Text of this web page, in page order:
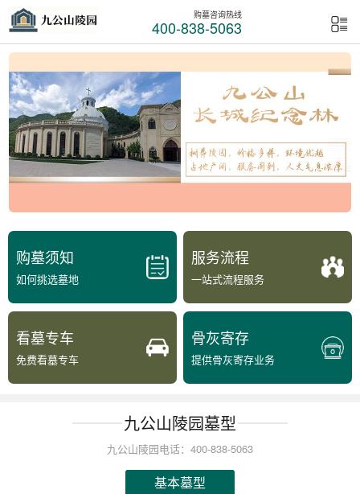
购墓咨询热线
400-838-5063
购墓须知
如何挑选墓地
服务流程
一站式流程服务
看墓专车
免费看墓专车
骨灰寄存
提供骨灰寄存业务
九公山陵园墓型
九公山陵园电话：400-838-5063
基本墓型